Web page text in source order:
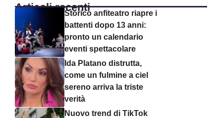
Articoli recentiStorico anfiteatro riapre i
battenti dopo 13 anni:
pronto un calendario
eventi spettacolare
Ida Platano distrutta,
come un fulmine a ciel
sereno arriva la triste
verità
Nuovo trend di TikTok